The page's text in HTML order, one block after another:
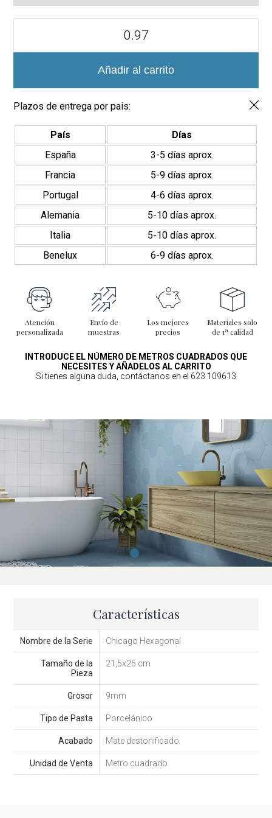
cantidad
Añadir al carrito
Plazos de entrega por pais:
País
Días
España
3-5 días aprox.
Francia
5-9 días aprox.
Portugal
4-6 días aprox.
Alemania
5-10 días aprox.
Italia
5-10 días aprox.
Benelux
6-9 días aprox.
Atención
personalizada
Envío de
muestras
Los mejores
precios
Materiales solo
de 1ª calidad
INTRODUCE EL NÚMERO DE METROS CUADRADOS QUE
NECESITES Y AÑADELOS AL CARRITO
Si tienes alguna duda, contáctanos en el 623 109613
Características
Nombre de la Serie Chicago Hexagonal
Tamaño de la
Pieza
21,5x25 cm
Grosor 9mm
Tipo de Pasta Porcelánico
Acabado Mate destonificado
Unidad de Venta Metro cuadrado